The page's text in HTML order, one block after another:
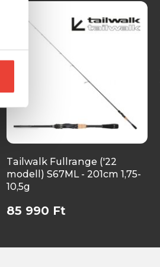
Tailwalk Fullrange ('22
modell) S67ML - 201cm 1,75-
10,5g
85 990 Ft